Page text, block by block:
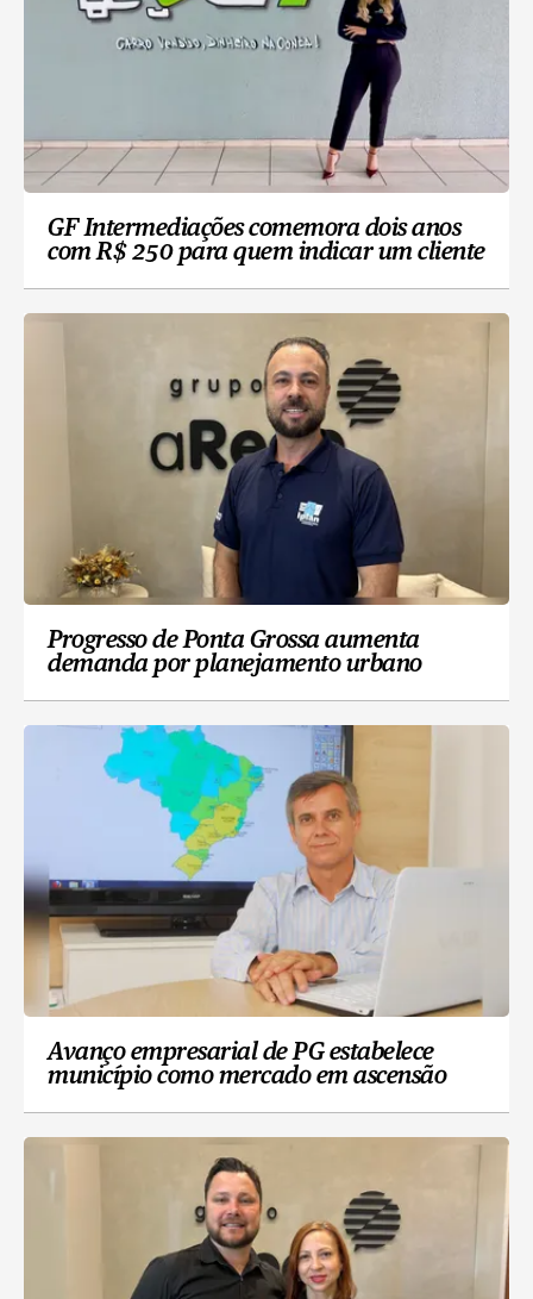
GF Intermediações comemora dois anos
com R$ 250 para quem indicar um cliente
Progresso de Ponta Grossa aumenta
demanda por planejamento urbano
Avanço empresarial de PG estabelece
município como mercado em ascensão